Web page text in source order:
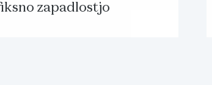
zapadlostjo